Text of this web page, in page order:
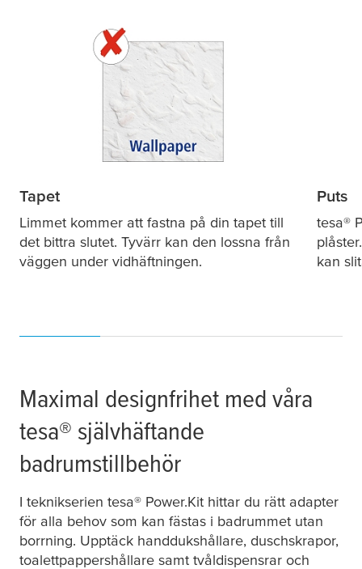
Tapet
Limmet kommer att fastna på din tapet till
det bittra slutet. Tyvärr kan den lossna från
väggen under vidhäftningen.
Puts
tesa®
kan
Maximal designfrihet med våra
tesa® självhäftande
badrumstillbehör
I teknikserien tesa® Power.Kit hittar du rätt adapter
för alla behov som kan fästas i badrummet utan
borrning. Upptäck handdukshållare, duschskrapor,
toalettpappershållare samt tvåldispensrar och